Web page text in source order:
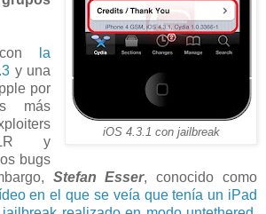
iOS 4.3.1 con jailbreak
la
y una
por
más
y
bugs
Stefan Esser, conocido como
en el que se veía que tenía un iPad